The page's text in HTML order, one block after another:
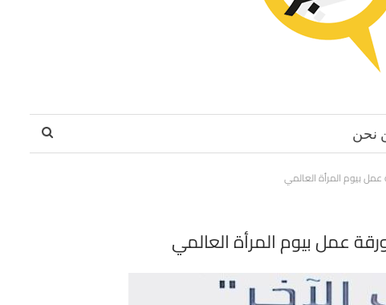
نحن
بيوم المرأة العالمي
عمل بيوم المرأة العالمي